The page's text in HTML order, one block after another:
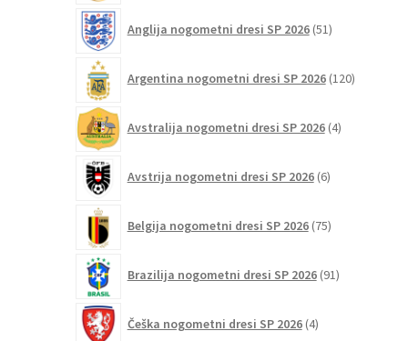
izdelka
Anglija nogometni dresi SP 2026 51izdelkov
Argentina nogometni dresi SP 2026 120izdelkov
Avstralija nogometni dresi SP 2026 4izdelki
Avstrija nogometni dresi SP 2026 6izdelkov
Belgija nogometni dresi SP 2026 75izdelkov
Brazilija nogometni dresi SP 2026 91izdelkov
Češka nogometni dresi SP 2026 4izdelki